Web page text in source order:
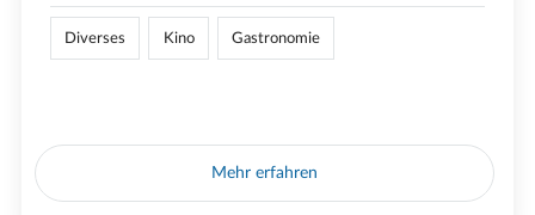
Diverses Kino Gastronomie
Mehr erfahren